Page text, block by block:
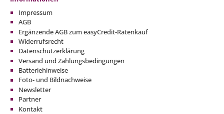
Impressum
AGB
Ergänzende AGB zum easyCredit-Ratenkauf
Widerrufsrecht
Datenschutzerklärung
Versand und Zahlungsbedingungen
Batteriehinweise
Foto- und Bildnachweise
Newsletter
Partner
Kontakt